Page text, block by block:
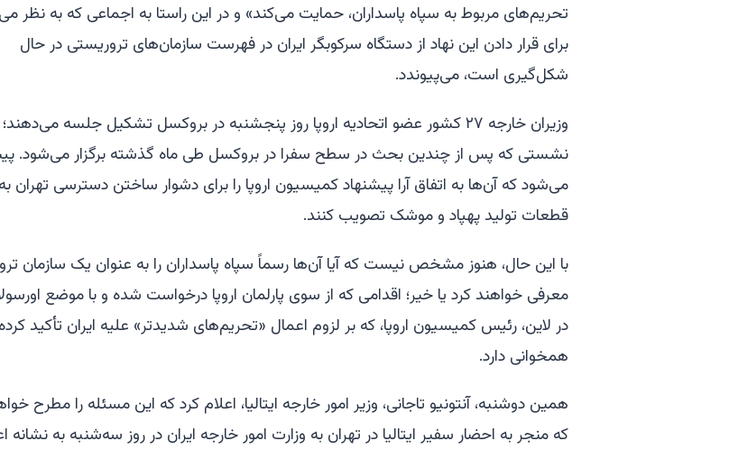
تحریم‌های مربوط به سپاه پاسداران، حمایت می‌کند» و در این راستا به اجماعی که به نظر
برای قرار دادن این نهاد از دستگاه سرکوبگر ایران در فهرست سازمان‌های تروریستی در حال
شکل‌گیری است، می‌پیوندد.
وزیران خارجه ۲۷ کشور عضو اتحادیه اروپا روز پنجشنبه در بروکسل تشکیل جلسه می‌دهند؛
نشستی که پس از چندین بحث در سطح سفرا در بروکسل طی ماه گذشته برگزار می‌شود.
می‌شود که آن‌ها به اتفاق آرا پیشنهاد کمیسیون اروپا را برای دشوار ساختن دسترسی تهران به
قطعات تولید پهپاد و موشک تصویب کنند.
با این حال، هنوز مشخص نیست که آیا آن‌ها رسماً سپاه پاسداران را به عنوان یک سازمان
معرفی خواهند کرد یا خیر؛ اقدامی که از سوی پارلمان اروپا درخواست شده و با موضع
در لاین، رئیس کمیسیون اروپا، که بر لزوم اعمال «تحریم‌های شدیدتر» علیه ایران تأکید
همخوانی دارد.
همین دوشنبه، آنتونیو تاجانی، وزیر امور خارجه ایتالیا، اعلام کرد که این مسئله را مطرح
که منجر به احضار سفیر ایتالیا در تهران به وزارت امور خارجه ایران در روز سه‌شنبه به نشانه